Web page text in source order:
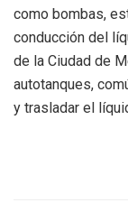
como bombas,
conducción del
de la Ciudad de
autotanques,
y trasladar el